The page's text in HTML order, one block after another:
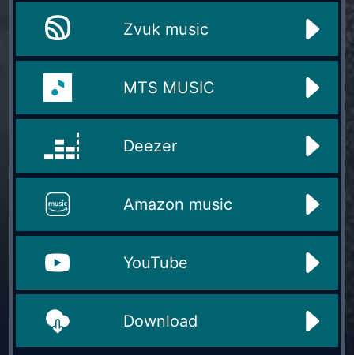
Zvuk music
MTS MUSIC
Deezer
Amazon music
YouTube
Download